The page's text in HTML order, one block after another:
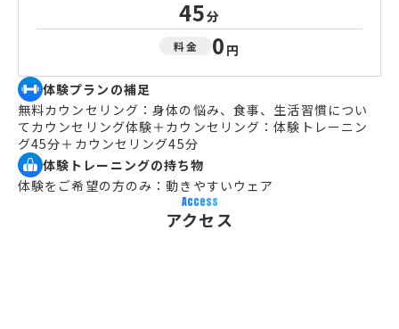
45分
料金 0 円
体験プランの補足
無料カウンセリング：身体の悩み、食事、生活習慣につい
てカウンセリング体験＋カウンセリング：体験トレーニン
グ45分＋カウンセリング45分
体験トレーニングの持ち物
体験をご希望の方のみ：動きやすいウェア
Access
アクセス